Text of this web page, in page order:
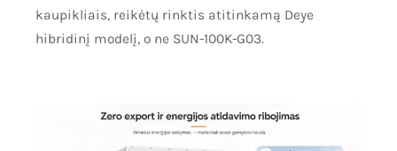
kaupikliais, reikėtų rinktis atitinkamą Deye
hibridinį modelį, o ne SUN-100K-G03.